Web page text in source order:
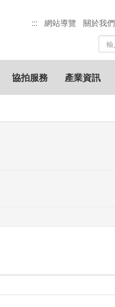
::: 網站導覽 關於我們
站
內
搜
尋
關
鍵
協拍服務 產業資訊